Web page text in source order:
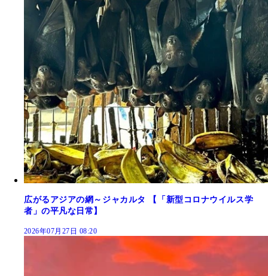
広がるアジアの網～ジャカルタ 【「新型コロナウイルス学
者」の平凡な日常】
2026年07月27日 08:20